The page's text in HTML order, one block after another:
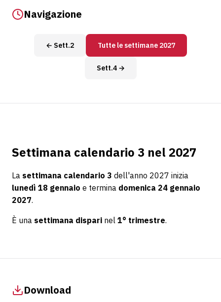
Navigazione
← Sett.2 Tutte le settimane 2027
Sett.4 →
Settimana calendario 3 nel 2027
La settimana calendario 3 dell'anno 2027 inizia
lunedì 18 gennaio e termina domenica 24 gennaio
2027.
È una settimana dispari nel 1° trimestre.
Download